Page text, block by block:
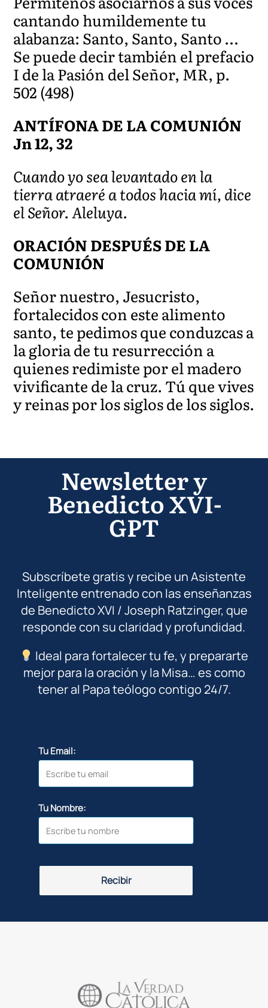
cantando humildemente tu
alabanza: Santo, Santo, Santo …
Se puede decir también el prefacio
I de la Pasión del Señor, MR, p.
502 (498)
ANTÍFONA DE LA COMUNIÓN
Jn 12, 32
Cuando yo sea levantado en la
tierra atraeré a todos hacia mí, dice
el Señor. Aleluya.
ORACIÓN DESPUÉS DE LA
COMUNIÓN
Señor nuestro, Jesucristo,
fortalecidos con este alimento
santo, te pedimos que conduzcas a
la gloria de tu resurrección a
quienes redimiste por el madero
vivificante de la cruz. Tú que vives
y reinas por los siglos de los siglos.
Newsletter y
Benedicto XVI-
GPT
Subscríbete gratis y recibe un Asistente
Inteligente entrenado con las enseñanzas
de Benedicto XVI / Joseph Ratzinger, que
responde con su claridad y profundidad.
Ideal para fortalecer tu fe, y prepararte
mejor para la oración y la Misa… es como
tener al Papa teólogo contigo 24/7.
Tu Email:
Tu Nombre:
Recibir